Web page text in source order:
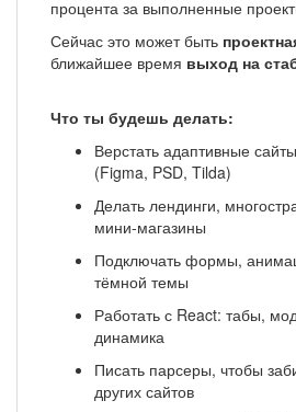
процента за выполненные
Сейчас это может быть
ближайшее время выход на
Что ты будешь делать:
Верстать адаптивные
(Figma, PSD, Tilda)
Делать лендинги,
мини-магазины
Подключать формы,
тёмной темы
Работать с React: табы,
динамика
Писать парсеры, чтобы
других сайтов